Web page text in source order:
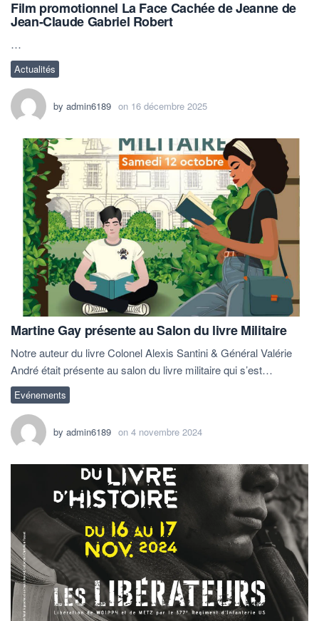
Film promotionnel La Face Cachée de Jeanne de
Jean-Claude Gabriel Robert
Actualités
…
by admin6189 on 16 décembre 2025
Martine Gay présente au Salon du livre Militaire
Evénements
Notre auteur du livre Colonel Alexis Santini & Général Valérie
André était présente au salon du livre militaire qui s’est…
by admin6189 on 4 novembre 2024